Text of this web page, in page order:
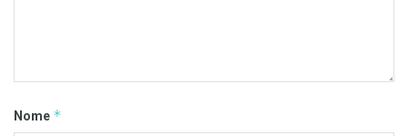
Nome *